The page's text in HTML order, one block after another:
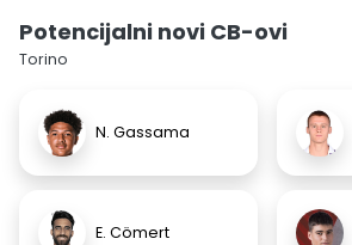
Potencijalni novi CB-ovi
Torino
N. Gassama
E. Cömert